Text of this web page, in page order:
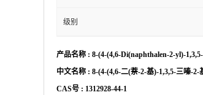
级别
产品名称 : 8-(4-(4,6-Di(naphthalen-2-yl)-
中文名称 : 8-(4-(4,6-二(萘-2-基)-1,3,5-三嗪-2-
CAS号 : 1312928-44-1